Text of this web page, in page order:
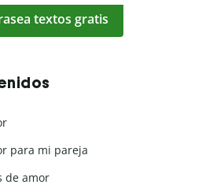
textos gratis
para mi pareja
de amor